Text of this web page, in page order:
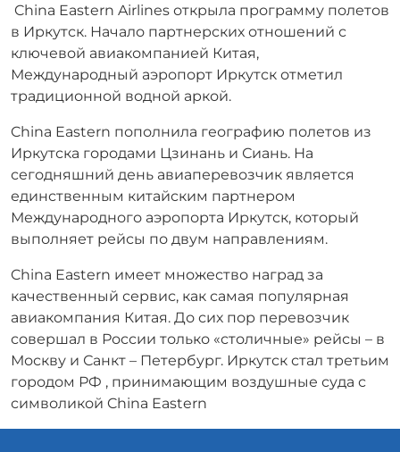
China Eastern Airlines открыла программу полетов
в Иркутск. Начало партнерских отношений с
ключевой авиакомпанией Китая,
Международный аэропорт Иркутск отметил
традиционной водной аркой.
China Eastern пополнила географию полетов из
Иркутска городами Цзинань и Сиань. На
сегодняшний день авиаперевозчик является
единственным китайским партнером
Международного аэропорта Иркутск, который
выполняет рейсы по двум направлениям.
China Eastern имеет множество наград за
качественный сервис, как самая популярная
авиакомпания Китая. До сих пор перевозчик
совершал в России только «столичные» рейсы – в
Москву и Санкт – Петербург. Иркутск стал третьим
городом РФ , принимающим воздушные суда с
символикой China Eastern